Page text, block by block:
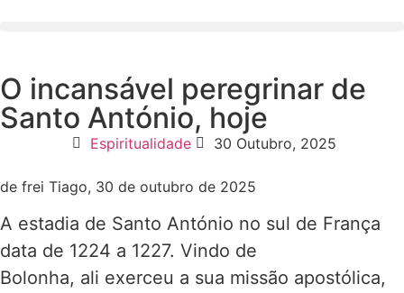
O incansável peregrinar de
Santo António, hoje
Espiritualidade 30 Outubro, 2025
de frei Tiago, 30 de outubro de 2025
A estadia de Santo António no sul de França
data de 1224 a 1227. Vindo de
Bolonha, ali exerceu a sua missão apostólica,